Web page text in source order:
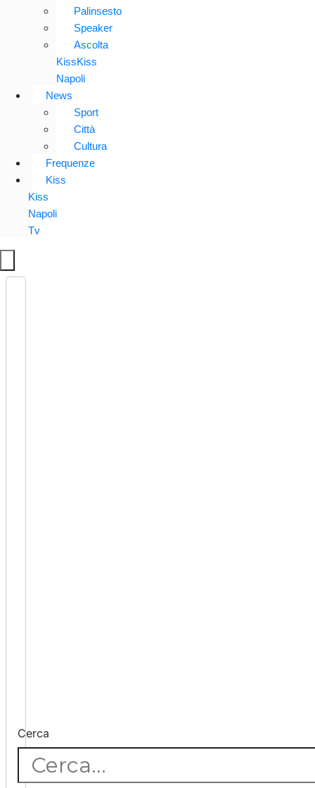
Palinsesto
Speaker
Ascolta
KissKiss
Napoli
News
Sport
Città
Cultura
Frequenze
Kiss
Kiss
Napoli
Tv
Cerca